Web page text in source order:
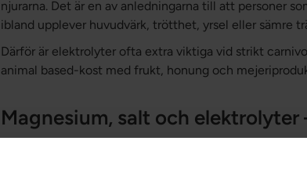
njurarna. Det är en av anledningarna till att personer
ibland upplever huvudvärk, trötthet, yrsel eller sämre
Därför är elektrolyter ofta extra viktiga vid strikt
animal based-kost med frukt, honung och
Magnesium, salt och elektrolyter
egentligen hela elektrolytbalansen. Elektrolyter är